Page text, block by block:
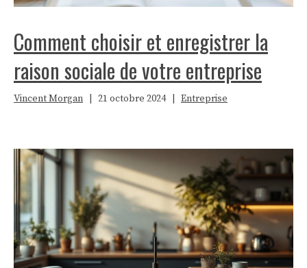
Comment choisir et enregistrer la
raison sociale de votre entreprise
Vincent Morgan 21 octobre 2024 Entreprise